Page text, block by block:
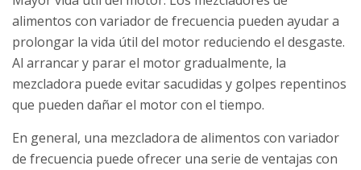
alimentos con variador de frecuencia pueden ayudar a
prolongar la vida útil del motor reduciendo el desgaste.
Al arrancar y parar el motor gradualmente, la
mezcladora puede evitar sacudidas y golpes repentinos
que pueden dañar el motor con el tiempo.
En general, una mezcladora de alimentos con variador
de frecuencia puede ofrecer una serie de ventajas con